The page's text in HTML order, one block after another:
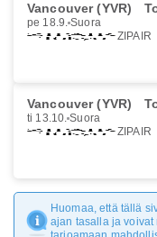
Vancouver (YVR)
pe 18.9. Suora
ZIPAIR
Vancouver (YVR)
ti 13.10. Suora
ZIPAIR
Huomaa, että tällä
ajan tasalla ja voivat